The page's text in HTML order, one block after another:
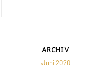
ARCHIV
Juni 2020